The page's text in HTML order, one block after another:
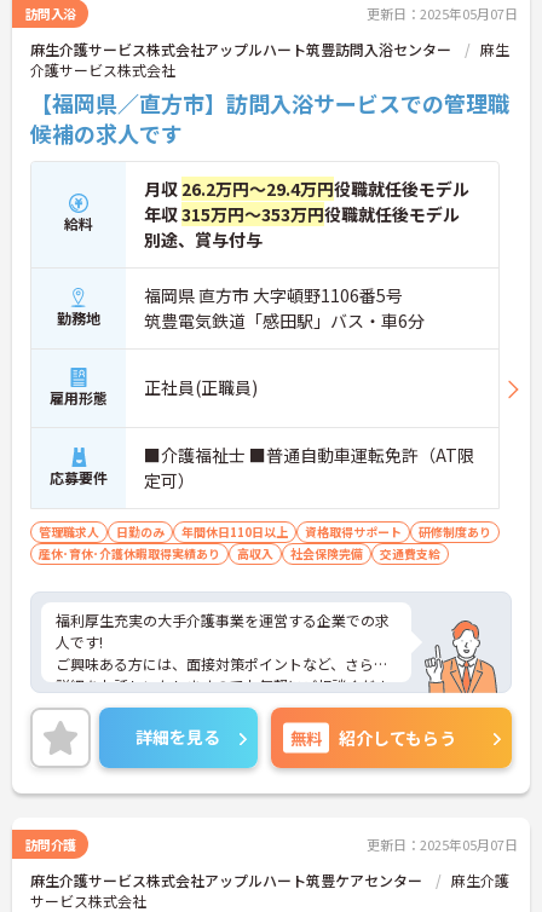
訪問入浴 更新日：2025年05月07日
麻生介護サービス株式会社アップルハート筑豊訪問入浴センター
麻生
介護サービス株式会社
【福岡県／直方市】訪問入浴サービスでの管理職
候補の求人です
給料
月収 26.2万円～29.4万円役職就任後モデル
年収315万円～353万円役職就任後モデル
別途、賞与付与
勤務地
福岡県 直方市 大字頓野1106番5号
筑豊電気鉄道「感田駅」バス・車6分
雇用形態 正社員(正職員)
応募要件
■介護福祉士 ■普通自動車運転免許（AT限
定可）
管理職求人 日勤のみ 年間休日110日以上 資格取得サポート
研修制度あり
産休･育休･介護休暇取得実績あり
高収入 社会保険完備 交通費支給
福利厚生充実の大手介護事業を運営する企業での求
人です!
ご興味ある方には、面接対策ポイントなど、さらに
詳細をお話しいたしますのでお気軽にご相談くださ
い！
詳細を見る 無料 紹介してもらう
訪問介護 更新日：2025年05月07日
麻生介護サービス株式会社アップルハート筑豊ケアセンター
麻生介護
サービス株式会社